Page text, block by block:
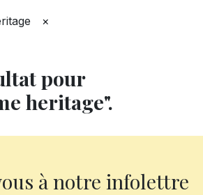
×
pour
heritage".
à notre infolettre